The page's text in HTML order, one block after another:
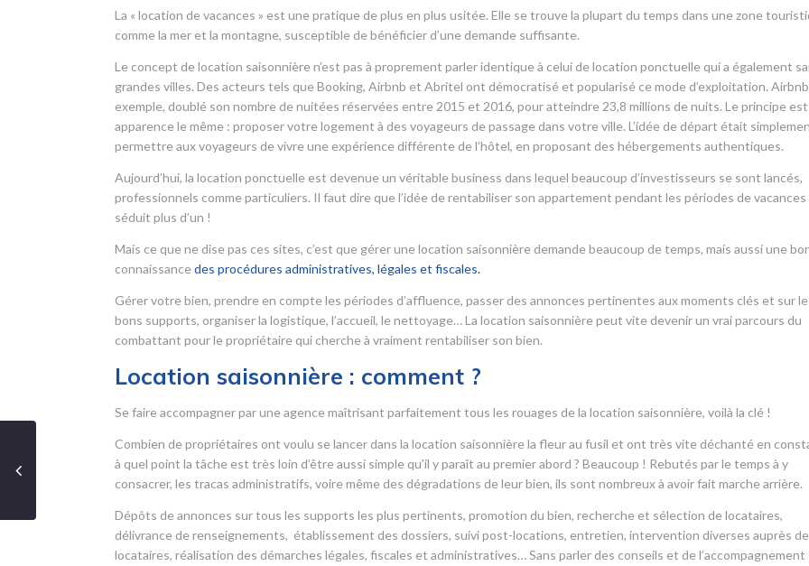
La « location de vacances » est une pratique de plus en plus usitée. Elle se trouve la plupart du temps dans une zone
comme la mer et la montagne, susceptible de bénéficier d’une demande suffisante.
Le concept de location saisonnière n’est pas à proprement parler identique à celui de location ponctuelle qui a également
grandes villes. Des acteurs tels que Booking, Airbnb et Abritel ont démocratisé et popularisé ce mode d’exploitation. Airbnb
exemple, doublé son nombre de nuitées réservées entre 2015 et 2016, pour atteindre 23,8 millions de nuits. Le principe
apparence le même : proposer votre logement à des voyageurs de passage dans votre ville. L’idée de départ était
permettre aux voyageurs de vivre une expérience différente de l’hôtel, en proposant des hébergements authentiques.
Aujourd’hui, la location ponctuelle est devenue un véritable business dans lequel beaucoup d’investisseurs se sont lancés,
professionnels comme particuliers. Il faut dire que l’idée de rentabiliser son appartement pendant les périodes de vacances
séduit plus d’un !
Mais ce que ne dise pas ces sites, c’est que gérer une location saisonnière demande beaucoup de temps, mais aussi une
connaissance des procédures administratives, légales et fiscales.
Gérer votre bien, prendre en compte les périodes d’affluence, passer des annonces pertinentes aux moments clés et sur
bons supports, organiser la logistique, l’accueil, le nettoyage… La location saisonnière peut vite devenir un vrai parcours du
combattant pour le propriétaire qui cherche à vraiment rentabiliser son bien.
Location saisonnière : comment ?
Se faire accompagner par une agence maîtrisant parfaitement tous les rouages de la location saisonnière, voilà la clé !
Combien de propriétaires ont voulu se lancer dans la location saisonnière la fleur au fusil et ont très vite déchanté en
à quel point la tâche est très loin d’être aussi simple qu’il y paraît au premier abord ? Beaucoup ! Rebutés par le temps à y
consacrer, les tracas administratifs, voire même des dégradations de leur bien, ils sont nombreux à avoir fait marche arrière.
Dépôts de annonces sur tous les supports les plus pertinents, promotion du bien, recherche et sélection de locataires,
délivrance de renseignements, établissement des dossiers, suivi post-locations, entretien, intervention diverses auprès
locataires, réalisation des démarches légales, fiscales et administratives… Sans parler des conseils et de l’accompagnement